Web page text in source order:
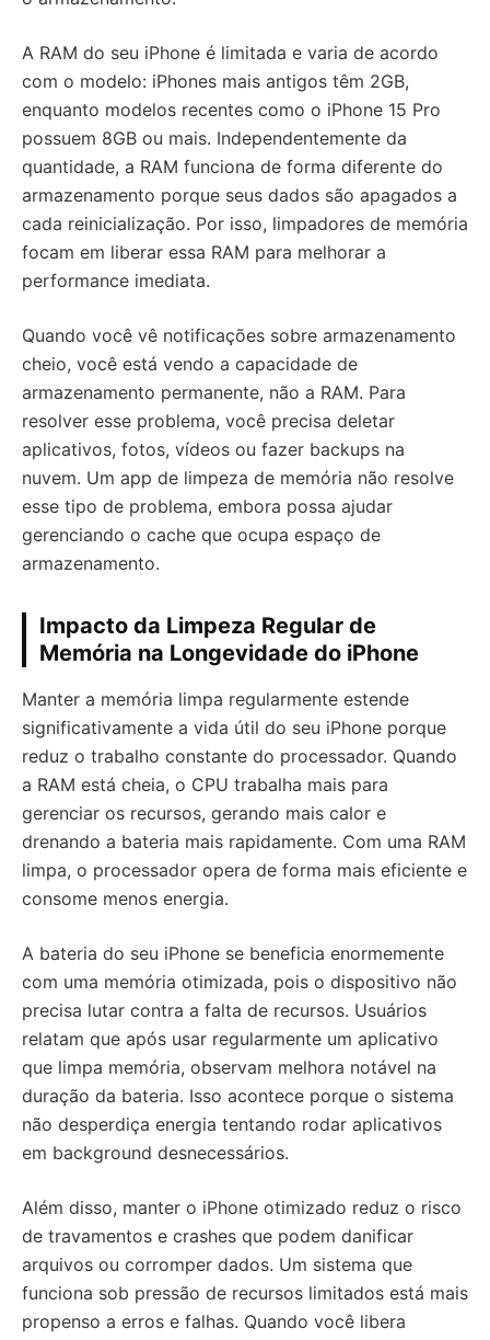
A RAM do seu iPhone é limitada e varia de acordo
com o modelo: iPhones mais antigos têm 2GB,
enquanto modelos recentes como o iPhone 15 Pro
possuem 8GB ou mais. Independentemente da
quantidade, a RAM funciona de forma diferente do
armazenamento porque seus dados são apagados a
cada reinicialização. Por isso, limpadores de memória
focam em liberar essa RAM para melhorar a
performance imediata.
Quando você vê notificações sobre armazenamento
cheio, você está vendo a capacidade de
armazenamento permanente, não a RAM. Para
resolver esse problema, você precisa deletar
aplicativos, fotos, vídeos ou fazer backups na
nuvem. Um app de limpeza de memória não resolve
esse tipo de problema, embora possa ajudar
gerenciando o cache que ocupa espaço de
armazenamento.
Impacto da Limpeza Regular de
Memória na Longevidade do iPhone
Manter a memória limpa regularmente estende
significativamente a vida útil do seu iPhone porque
reduz o trabalho constante do processador. Quando
a RAM está cheia, o CPU trabalha mais para
gerenciar os recursos, gerando mais calor e
drenando a bateria mais rapidamente. Com uma RAM
limpa, o processador opera de forma mais eficiente e
consome menos energia.
A bateria do seu iPhone se beneficia enormemente
com uma memória otimizada, pois o dispositivo não
precisa lutar contra a falta de recursos. Usuários
relatam que após usar regularmente um aplicativo
que limpa memória, observam melhora notável na
duração da bateria. Isso acontece porque o sistema
não desperdiça energia tentando rodar aplicativos
em background desnecessários.
Além disso, manter o iPhone otimizado reduz o risco
de travamentos e crashes que podem danificar
arquivos ou corromper dados. Um sistema que
funciona sob pressão de recursos limitados está mais
propenso a erros e falhas. Quando você libera